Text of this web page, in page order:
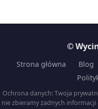
©
Strona główna Blog
Ochrona danych: Twoja
nie zbieramy żadnych